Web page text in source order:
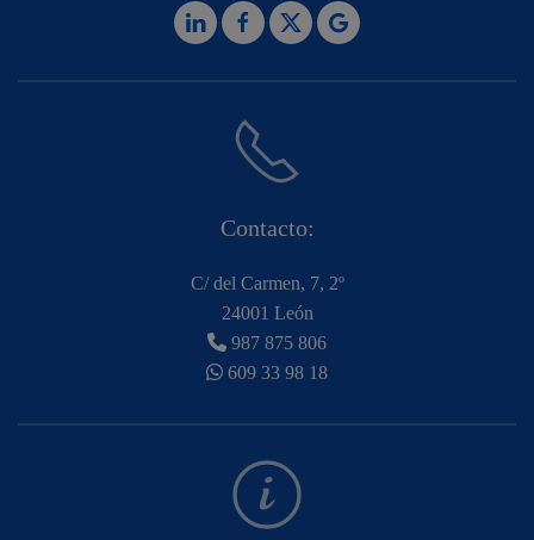
Contacto:
C/ del Carmen, 7, 2º
24001 León
987 875 806
609 33 98 18